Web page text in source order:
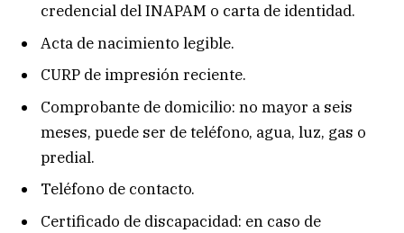
credencial del INAPAM o carta de identidad.
Acta de nacimiento legible.
CURP de impresión reciente.
Comprobante de domicilio: no mayor a seis
meses, puede ser de teléfono, agua, luz, gas o
predial.
Teléfono de contacto.
Certificado de discapacidad: en caso de